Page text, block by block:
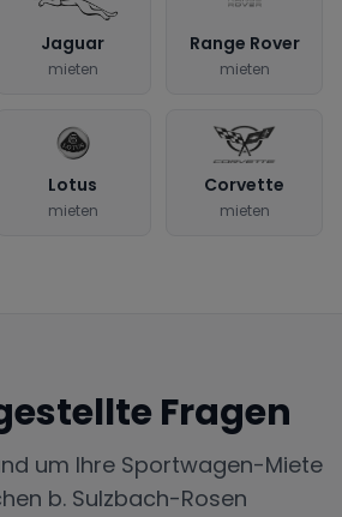
Jaguar
mieten
Range Rover
mieten
Lotus
mieten
Corvette
mieten
Fragen
um Ihre Sportwagen-Miete
b. Sulzbach-Rosen